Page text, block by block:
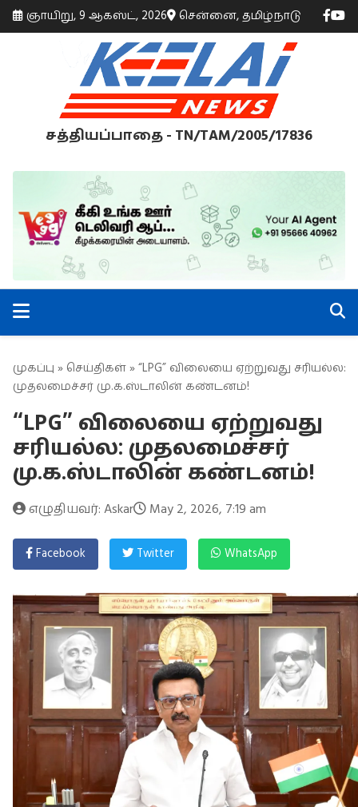
ஞாயிறு, 9 ஆகஸ்ட், 2026 சென்னை, தமிழ்நாடு
சத்தியப்பாதை - TN/TAM/2005/17836
முகப்பு » செய்திகள் » “LPG” விலையை ஏற்றுவது சரியல்ல:
முதலமைச்சர் மு.க.ஸ்டாலின் கண்டனம்!
“LPG” விலையை ஏற்றுவது
சரியல்ல: முதலமைச்சர்
மு.க.ஸ்டாலின் கண்டனம்!
எழுதியவர்: Askar May 2, 2026, 7:19 am
Facebook Twitter WhatsApp